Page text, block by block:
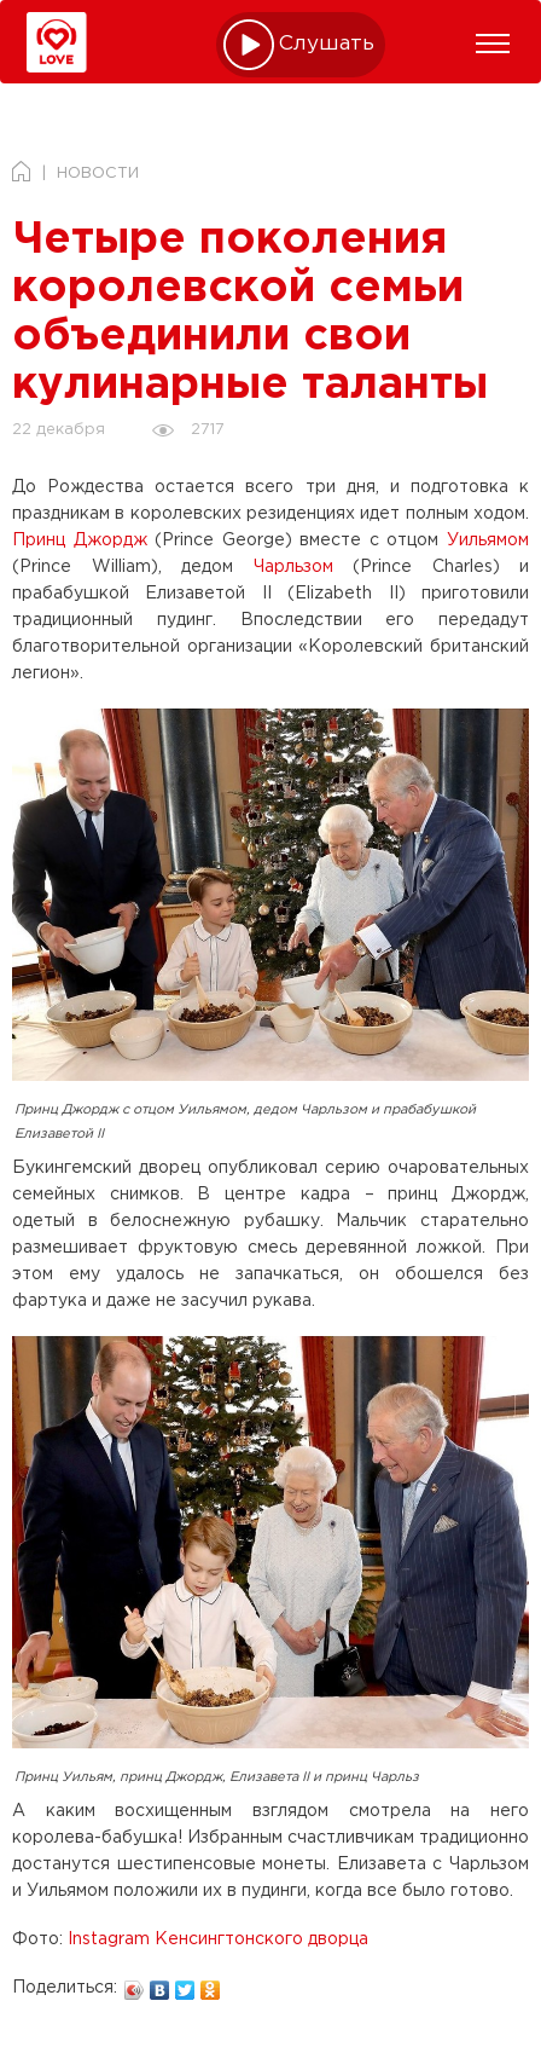
Слушать online
НОВОСТИ
Четыре поколения
королевской семьи
объединили свои
кулинарные таланты
22 декабря 2717
До Рождества остается всего три дня, и подготовка к
праздникам в королевских резиденциях идет полным ходом.
Принц Джордж(Prince George) вместе с отцом Уильямом
(Prince William), дедом Чарльзом (Prince Charles) и
прабабушкой Елизаветой II (Elizabeth II) приготовили
традиционный пудинг. Впоследствии его передадут
благотворительной организации «Королевский британский
легион».
Принц Джордж с отцом Уильямом, дедом Чарльзом и прабабушкой
Елизаветой II
Букингемский дворец опубликовал серию очаровательных
семейных снимков. В центре кадра – принц Джордж,
одетый в белоснежную рубашку. Мальчик старательно
размешивает фруктовую смесь деревянной ложкой. При
этом ему удалось не запачкаться, он обошелся без
фартука и даже не засучил рукава.
Принц Уильям, принц Джордж, Елизавета II и принц Чарльз
А каким восхищенным взглядом смотрела на него
королева-бабушка! Избранным счастливчикам традиционно
достанутся шестипенсовые монеты. Елизавета с Чарльзом
и Уильямом положили их в пудинги, когда все было готово.
Фото: Instagram Кенсингтонского дворца
Поделиться: